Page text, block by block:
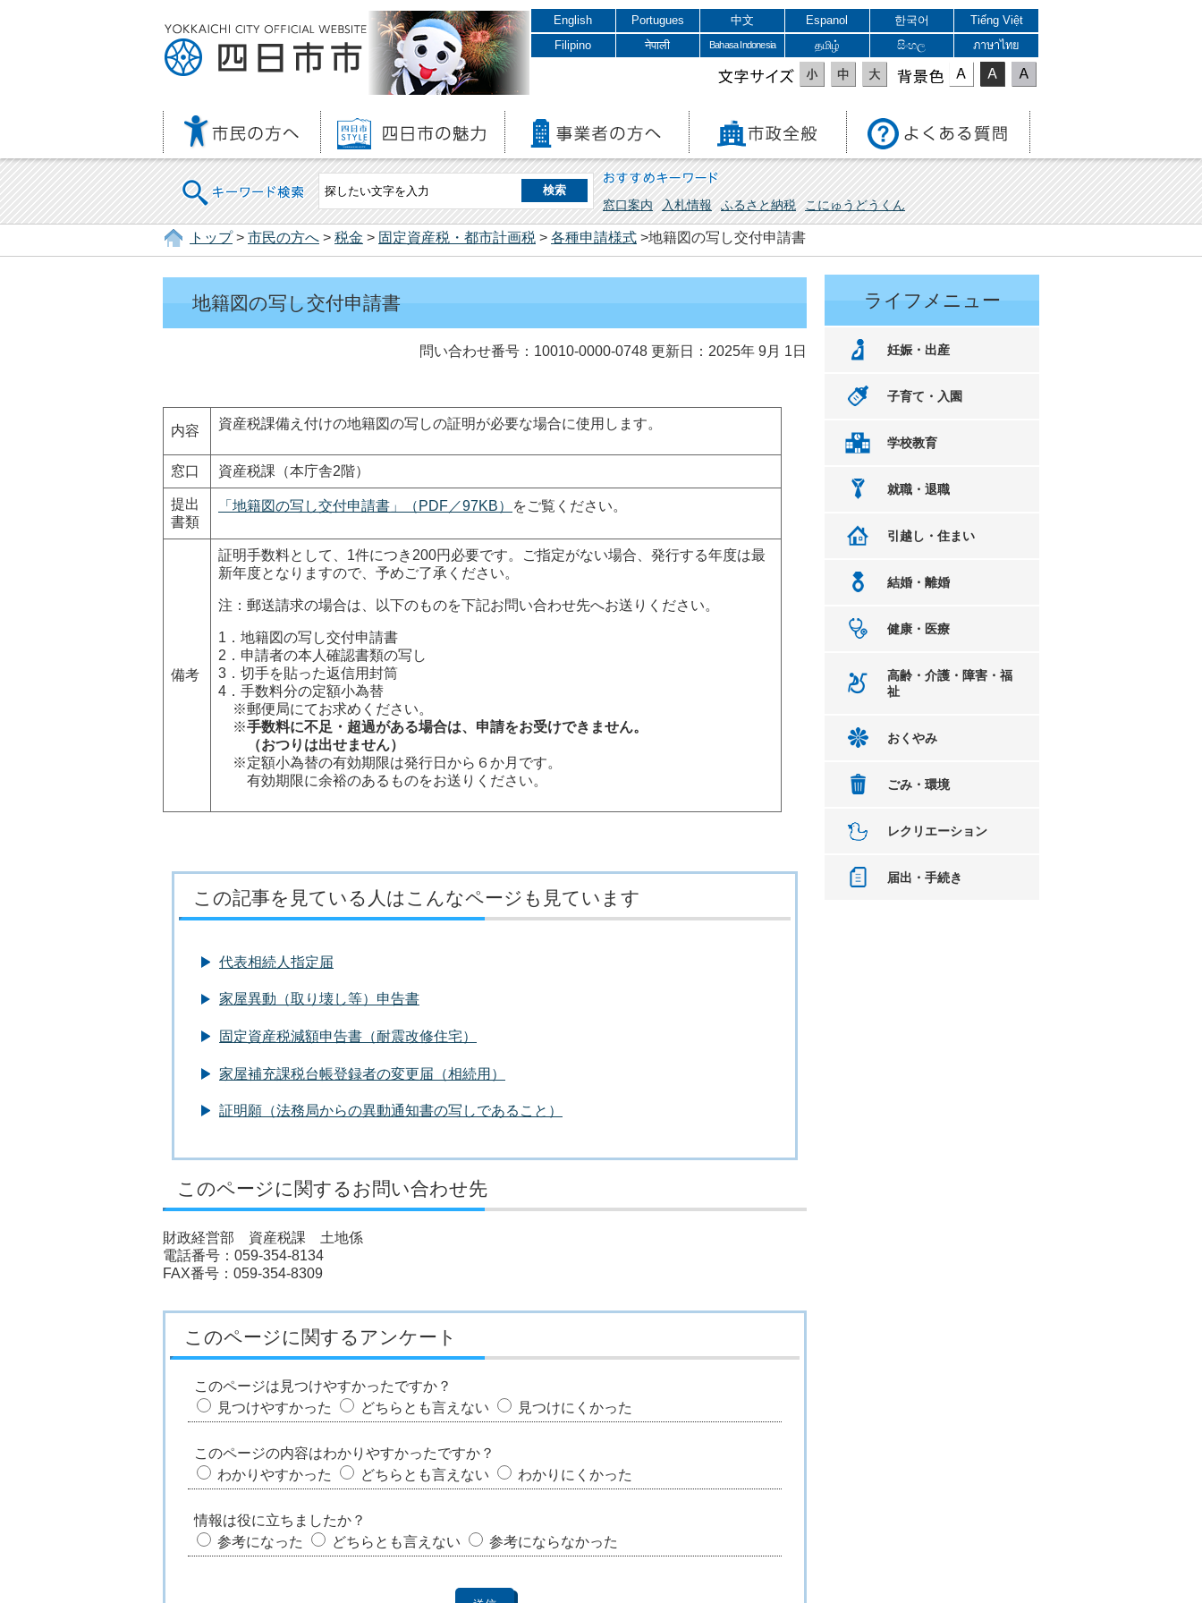
English Portugues 中文 Espanol 한국어
Tiếng Việt
Filipino
नेपाली Bahasa Indonesia தமிழ் සිංහල ภาษาไทย
文字サイズ 表示色
キーワード検索 おすすめキーワード
窓口案内 入札情報 ふるさと納税 こにゅうどうくん
トップ> 市民の方へ > 税金 > 固定資産税・都市計画税 > 各種申請様式 >地籍図の写し交付申請書
地籍図の写し交付申請書
問い合わせ番号：10010-0000-0748 更新日：2025年 9月 1日
内容 資産税課備え付けの地籍図の写しの証明が必要な場合に使用します。
窓口 資産税課（本庁舎2階）
提出
書類
「地籍図の写し交付申請書」（PDF／97KB） をご覧ください。
備考
証明手数料として、1件につき200円必要です。ご指定がない場合、発行する年度は最
新年度となりますので、予めご了承ください。
注：郵送請求の場合は、以下のものを下記お問い合わせ先へお送りください。
1．地籍図の写し交付申請書
2．申請者の本人確認書類の写し
3．切手を貼った返信用封筒
4．手数料分の定額小為替
※郵便局にてお求めください。
※手数料に不足・超過がある場合は、申請をお受けできません。
（おつりは出せません）
※定額小為替の有効期限は発行日から６か月です。
有効期限に余裕のあるものをお送りください。
この記事を見ている人はこんなページも見ています
代表相続人指定届
家屋異動（取り壊し等）申告書
固定資産税減額申告書（耐震改修住宅）
家屋補充課税台帳登録者の変更届（相続用）
証明願（法務局からの異動通知書の写しであること）
このページに関するお問い合わせ先
財政経営部 資産税課 土地係
電話番号：059-354-8134
FAX番号：059-354-8309
このページに関するアンケート
このページは見つけやすかったですか？
見つけやすかった
どちらとも言えない 見つけにくかった
このページの内容はわかりやすかったですか？
わかりやすかった
どちらとも言えない わかりにくかった
情報は役に立ちましたか？
参考になった
どちらとも言えない 参考にならなかった
ライフメニュー
妊娠・出産
子育て・入園
学校教育
就職・退職
引越し・住まい
結婚・離婚
健康・医療
高齢・介護・障害・福
祉
おくやみ
ごみ・環境
レクリエーション
届出・手続き